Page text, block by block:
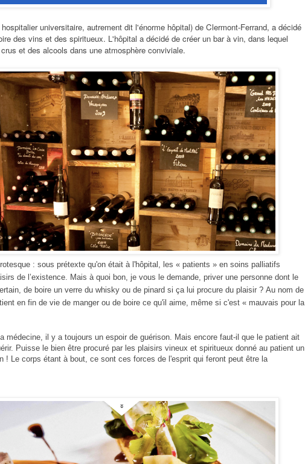
universitaire, autrement dit l'énorme hôpital) de Clermont-Ferrand, a décidé
des vins et des spiritueux. L'hôpital a décidé de créer un bar à vin, dans lequel
et des alcools dans une atmosphère conviviale.
: sous prétexte qu'on était à l'hôpital, les « patients » en soins palliatifs
de l’existence. Mais à quoi bon, je vous le demande, priver une personne dont le
de boire un verre du whisky ou de pinard si ça lui procure du plaisir ? Au nom de
en fin de vie de manger ou de boire ce qu'il aime, même si c'est « mauvais pour la
médecine, il y a toujours un espoir de guérison. Mais encore faut-il que le patient ait
Puisse le bien être procuré par les plaisirs vineux et spiritueux donné au patient un
! Le corps étant à bout, ce sont ces forces de l'esprit qui feront peut être la